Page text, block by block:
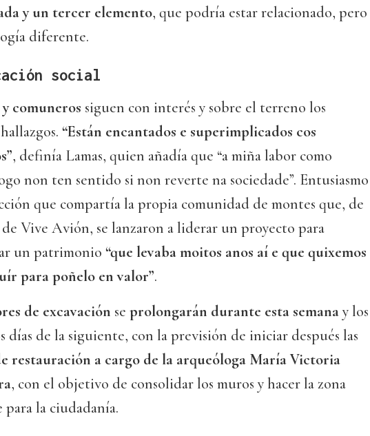
y un tercer elemento, que podría estar relacionado, pero
diferente.
social
comuneros siguen con interés y sobre el terreno los
“Están encantados e superimplicados cos
, definía Lamas, quien añadía que “a miña labor como
non ten sentido si non reverte na sociedade”. Entusiasmo
que compartía la propia comunidad de montes que, de
Vive Avión, se lanzaron a liderar un proyecto para
un patrimonio “que levaba moitos anos aí e que quixemos
para poñelo en valor”.
de excavación se prolongarán durante esta semanay los
días de la siguiente, con la previsión de iniciar después las
restauración a cargo de la arqueóloga María Victoria
, con el objetivo de consolidar los muros y hacer la zona
la ciudadanía.